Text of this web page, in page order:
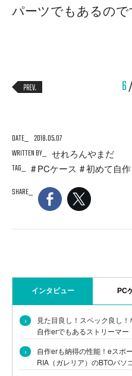
パーツでもあるので
6
DATE
2018.05.07
WRITTEN BY
せれろんやまだ
TAG
PCケース 初めて自作
SHARE
インタビュー PC
›
見た目良し！スペック良し
自作erでもあるストリーマー
›
自作erも納得の性能！eスポ
RIA（ガレリア）のBTOパソ